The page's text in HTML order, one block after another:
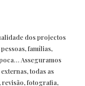
dos projectos
famílias,
Asseguramos
todas as
revisão, fotografia,